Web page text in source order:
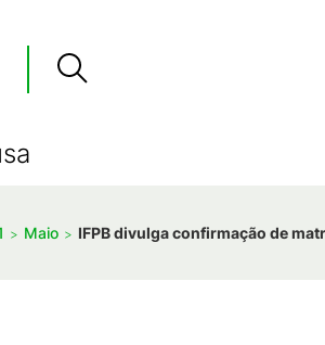
Maio IFPB divulga confirmação de